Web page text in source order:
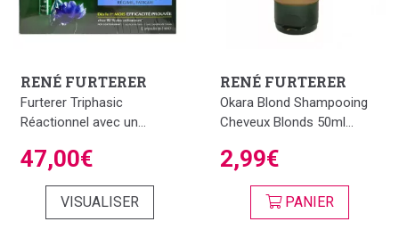
RENÉ FURTERER
Furterer Triphasic
Réactionnel avec un...
47,00€
VISUALISER
RENÉ FURTERER
Okara Blond Shampooing
Cheveux Blonds 50ml...
2,99€
PANIER